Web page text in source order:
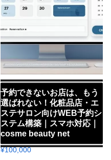
予約できないお店は、もう
選ばれない！化粧品店・エ
ステサロン向けWEB予約シ
ステム構築｜スマホ対応｜
cosme beauty net
¥100,000